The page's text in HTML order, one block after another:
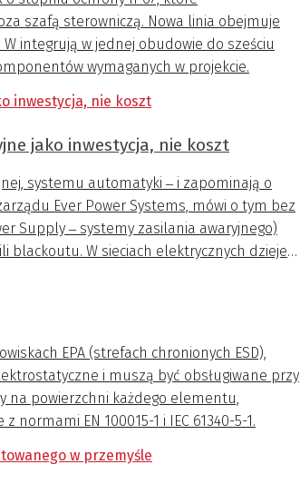
szafą sterowniczą. Nowa linia obejmuje
W integrują w jednej obudowie do sześciu
wymaganych w projekcie.
jako inwestycja, nie koszt
systemu automatyki ‒ i zapominają o
Ever Power Systems, mówi o tym bez
Supply ‒ systemy zasilania awaryjnego)
blackoutu. W sieciach elektrycznych dzieje
produkcję. Rozmowa przeprowadzona
EPA (strefach chronionych ESD),
i muszą być obsługiwane przy
na powierzchni każdego elementu,
normami EN 100015-1 i IEC 61340-5-1.